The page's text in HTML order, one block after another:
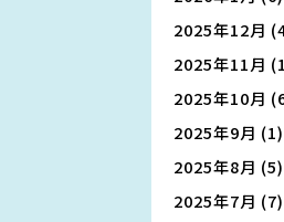
2025年12月
2025年11月
2025年10月
2025年9月 (1)
2025年8月 (5)
2025年7月 (7)